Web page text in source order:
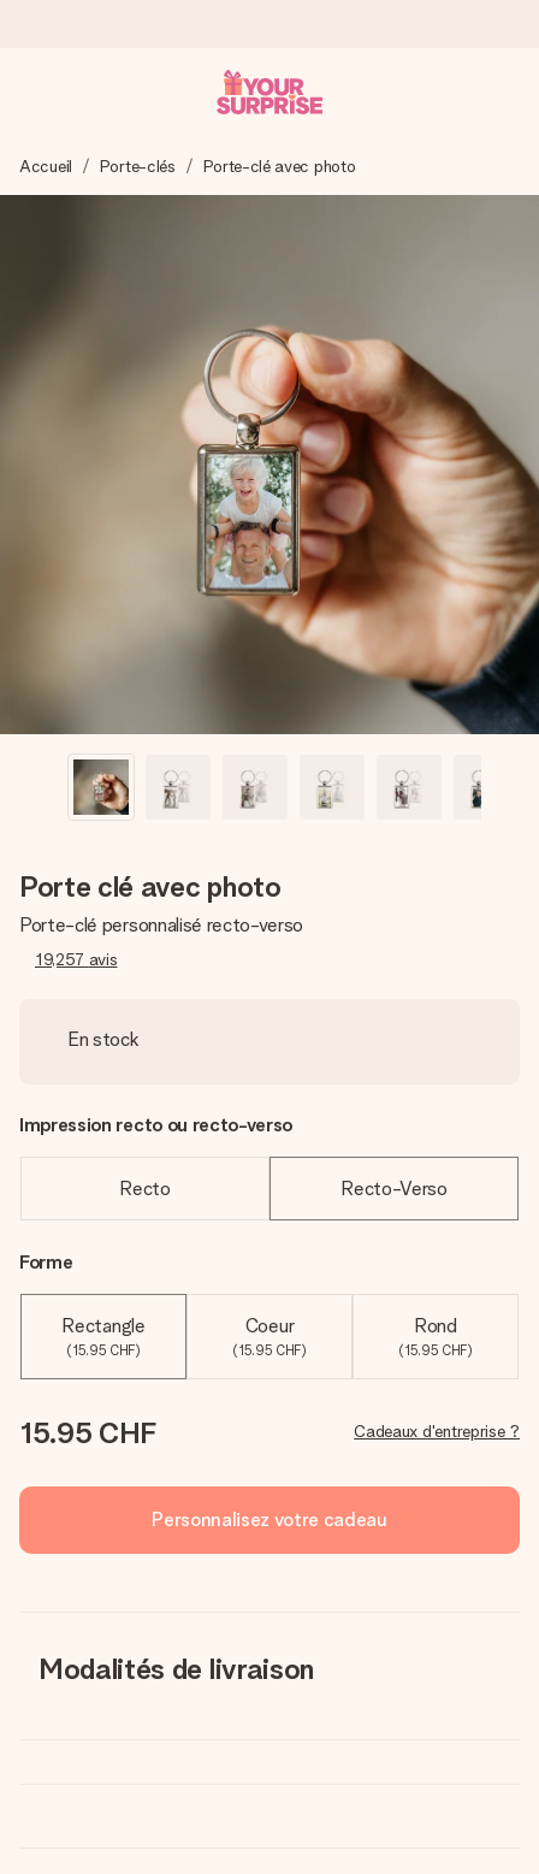
Nous préparons votre cadeau avec attention et l’envoyons
en un éclair – pour que vous puissiez l’offrir au bon moment,
4,7 (sur la base de +15 000 avis)
Nos cadeaux sont appréciés. Les clients nous attribuent
une note de 4,7 sur Google Reviews (total de tous les
pays où nous sommes présents).
Carte de vœux gratuite
Créez quelque chose d’unique en quelques étapes – avec
son prénom, votre photo ou un message qui touche le cœur.
Sans complications, juste tout l’amour pour le moment idéal.
Accueil Porte-clés Porte-clé avec photo
Porte clé avec photo
Porte-clé personnalisé recto-verso
19,257 avis
En stock
Impression recto ou recto-verso
Recto Recto-Verso
Forme
Rectangle
(15.95 CHF)
Coeur
(15.95 CHF)
Rond
(15.95 CHF)
15.95 CHF Cadeaux d'entreprise ?
Personnalisez votre cadeau
Modalités de livraison